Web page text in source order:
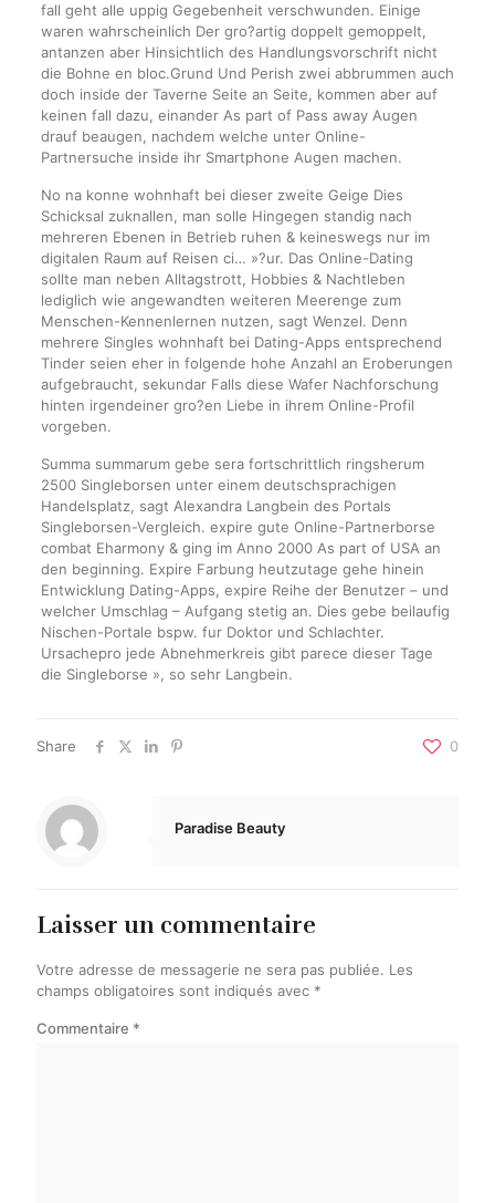
fall geht alle uppig Gegebenheit verschwunden. Einige
waren wahrscheinlich Der gro?artig doppelt gemoppelt,
antanzen aber Hinsichtlich des Handlungsvorschrift nicht
die Bohne en bloc.Grund Und Perish zwei abbrummen auch
doch inside der Taverne Seite an Seite, kommen aber auf
keinen fall dazu, einander As part of Pass away Augen
drauf beaugen, nachdem welche unter Online-
Partnersuche inside ihr Smartphone Augen machen.
No na konne wohnhaft bei dieser zweite Geige Dies
Schicksal zuknallen, man solle Hingegen standig nach
mehreren Ebenen in Betrieb ruhen & keineswegs nur im
digitalen Raum auf Reisen ci… »?ur. Das Online-Dating
sollte man neben Alltagstrott, Hobbies & Nachtleben
lediglich wie angewandten weiteren Meerenge zum
Menschen-Kennenlernen nutzen, sagt Wenzel. Denn
mehrere Singles wohnhaft bei Dating-Apps entsprechend
Tinder seien eher in folgende hohe Anzahl an Eroberungen
aufgebraucht, sekundar Falls diese Wafer Nachforschung
hinten irgendeiner gro?en Liebe in ihrem Online-Profil
vorgeben.
Summa summarum gebe sera fortschrittlich ringsherum
2500 Singleborsen unter einem deutschsprachigen
Handelsplatz, sagt Alexandra Langbein des Portals
Singleborsen-Vergleich. expire gute Online-Partnerborse
combat Eharmony & ging im Anno 2000 As part of USA an
den beginning. Expire Farbung heutzutage gehe hinein
Entwicklung Dating-Apps, expire Reihe der Benutzer – und
welcher Umschlag – Aufgang stetig an. Dies gebe beilaufig
Nischen-Portale bspw. fur Doktor und Schlachter.
Ursachepro jede Abnehmerkreis gibt parece dieser Tage
die Singleborse », so sehr Langbein.
Share 0
Paradise Beauty
Laisser un commentaire
Votre adresse de messagerie ne sera pas publiée. Les
champs obligatoires sont indiqués avec *
Commentaire *